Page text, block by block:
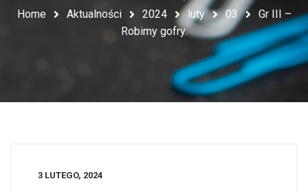
Home Aktualności 2024 luty 03
Gr III –
Robimy gofry.
3 LUTEGO, 2024